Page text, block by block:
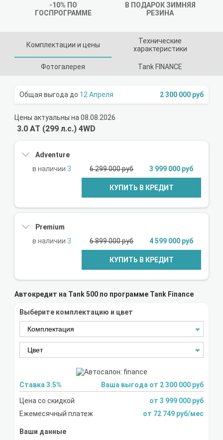
-10% ПО
ГОСПРОГРАММЕ
В ПОДАРОК ЗИМНЯЯ
РЕЗИНА
Комплектации и цены
Технические
характеристики
Фотогалерея Tank FINANCE
12 Апреля 2 300 000 руб
Цены актуальны на 08.08.2026
3.0 AT (299 л.с.) 4WD
Adventure
3
6 299 000 руб 3 999 000 руб
КУПИТЬ В КРЕДИТ
Premium
3
6 899 000 руб 4 599 000 руб
КУПИТЬ В КРЕДИТ
Автокредит на Tank 500 по программе Tank Finance
Выберите комплектацию и цвет
Ставка 3.5%
Ваша выгода от 2 300 000 руб
Цена со скидкой
от 3 999 000 руб
Ежемесячный платеж
от 72 749 руб/мес
Ваши данные